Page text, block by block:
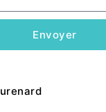
Envoyer